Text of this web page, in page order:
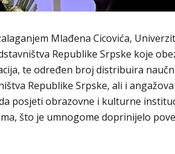
Mlađena Cicovića,
Republike Srpske koje
te određen broj distribuira
Republike Srpske, ali i
posjeti obrazovne i kulturne
što je umnogome doprinijelo